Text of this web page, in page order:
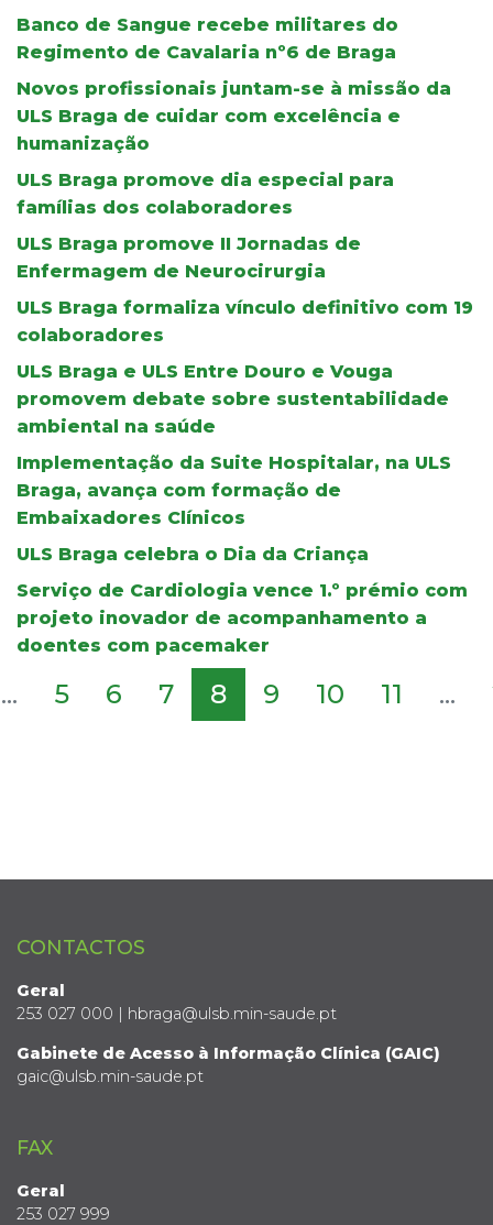
Banco de Sangue recebe militares do
Regimento de Cavalaria nº6 de Braga
Novos profissionais juntam-se à missão da
ULS Braga de cuidar com excelência e
humanização
ULS Braga promove dia especial para
famílias dos colaboradores
ULS Braga promove II Jornadas de
Enfermagem de Neurocirurgia
ULS Braga formaliza vínculo definitivo com 19
colaboradores
ULS Braga e ULS Entre Douro e Vouga
promovem debate sobre sustentabilidade
ambiental na saúde
Implementação da Suite Hospitalar, na ULS
Braga, avança com formação de
Embaixadores Clínicos
ULS Braga celebra o Dia da Criança
Serviço de Cardiologia vence 1.º prémio com
projeto inovador de acompanhamento a
doentes com pacemaker
... 5 6 7 8 9 10 11 ...
CONTACTOS
Geral
253 027 000 | hbraga@ulsb.min-saude.pt
Gabinete de Acesso à Informação Clínica (GAIC)
gaic@ulsb.min-saude.pt
FAX
Geral
253 027 999